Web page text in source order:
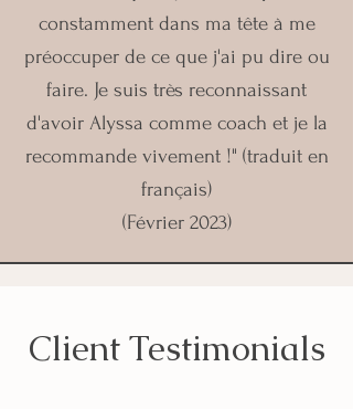
constamment dans ma tête à me
préoccuper de ce que j'ai pu dire ou
faire. Je suis très reconnaissant
d'avoir Alyssa comme coach et je la
recommande vivement !" (traduit en
français)
(Février 2023)
Client Testimonials